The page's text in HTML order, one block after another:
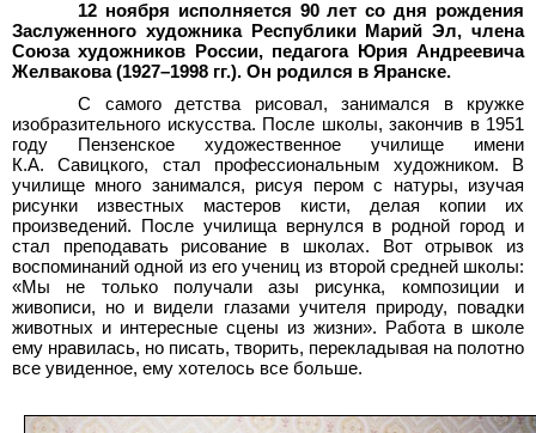
12 ноября исполняется 90 лет со дня рождения
Заслуженного художника Республики Марий Эл, члена
Союза художников России, педагога Юрия Андреевича
Желвакова (1927–1998 гг.). Он родился в Яранске.
С самого детства рисовал, занимался в кружке
изобразительного искусства. После школы, закончив в 1951
году Пензенское художественное училище имени
К.А. Савицкого, стал профессиональным художником. В
училище много занимался, рисуя пером с натуры, изучая
рисунки известных мастеров кисти, делая копии их
произведений. После училища вернулся в родной город и
стал преподавать рисование в школах. Вот отрывок из
воспоминаний одной из его учениц из второй средней школы:
«Мы не только получали азы рисунка, композиции и
живописи, но и видели глазами учителя природу, повадки
животных и интересные сцены из жизни». Работа в школе
ему нравилась, но писать, творить, перекладывая на полотно
все увиденное, ему хотелось все больше.